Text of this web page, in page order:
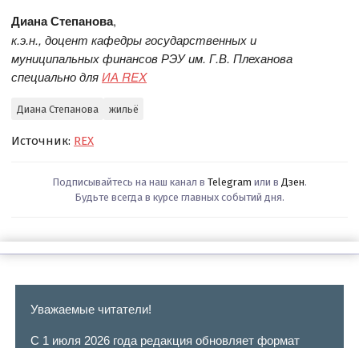
Диана Степанова,
к.э.н., доцент кафедры государственных и
муниципальных финансов РЭУ им. Г.В. Плеханова
специально дляИА REX
Диана Степанова жильё
Источник: REX
Подписывайтесь на наш канал в Telegram или в Дзен.
Будьте всегда в курсе главных событий дня.
Уважаемые читатели!
С 1 июля 2026 года редакция обновляет формат